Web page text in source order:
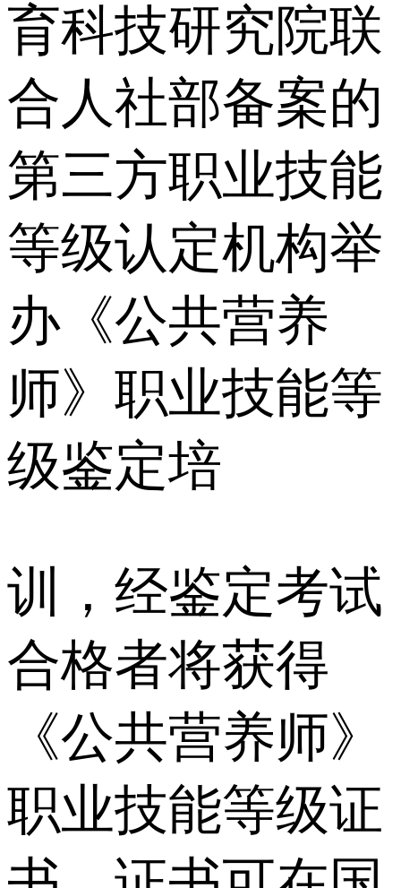
育科技研究院联
合⼈社部备案的
第三⽅职业技能
等级认定机构举
办《公共营养
师》职业技能等
级鉴定培
训，经鉴定考试
合格者将获得
《公共营养师》
职业技能等级证